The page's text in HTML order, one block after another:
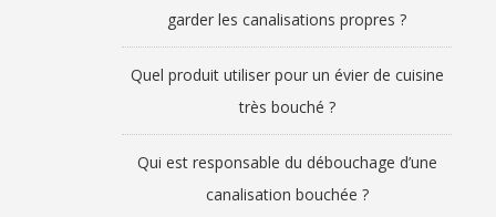
garder les canalisations propres ?
Quel produit utiliser pour un évier de cuisine
très bouché ?
Qui est responsable du débouchage d’une
canalisation bouchée ?